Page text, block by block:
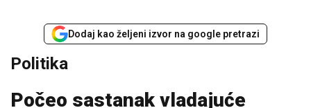
Dodaj kao željeni izvor na google pretrazi
Politika
Počeo sastanak vladajuće